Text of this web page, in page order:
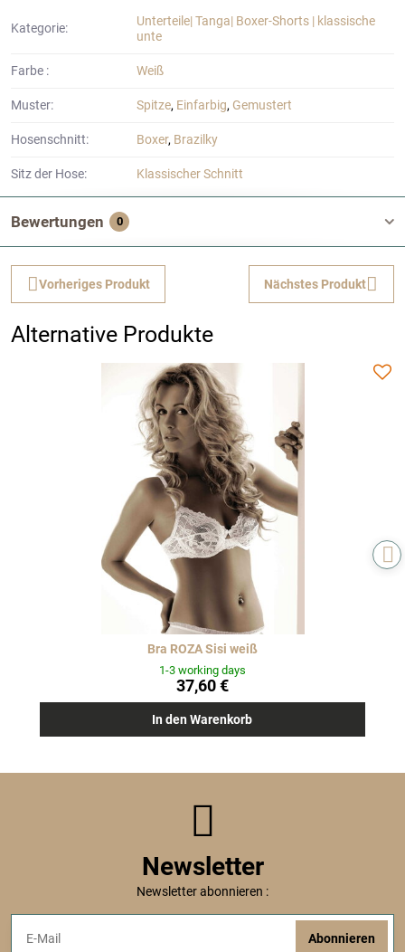
Kategorie:
Unterteile| Tanga| Boxer-Shorts | klassische
unte
Farbe : Weiß
Muster: Spitze, Einfarbig, Gemustert
Hosenschnitt: Boxer, Brazilky
Sitz der Hose: Klassischer Schnitt
Bewertungen 0
Vorheriges Produkt Nächstes Produkt
Alternative Produkte
Bra ROZA Sisi weiß
1-3 working days
37,60 €
In den Warenkorb
Newsletter
Newsletter abonnieren :
Abonnieren